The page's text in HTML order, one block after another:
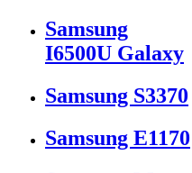
Samsung
I6500U Galaxy
Samsung S3370
Samsung E1170